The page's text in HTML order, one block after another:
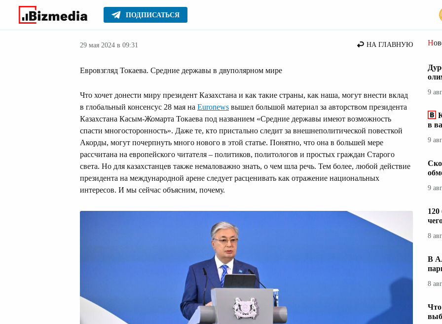
ПОДПИСАТЬСЯ
Главное Новости Новости Казахстана
29 мая 2024 в 09:31 НА ГЛАВНУЮ
Евровзгляд Токаева. Средние державы в двуполярном мире
Что хочет донести миру президент Казахстана и как такие страны, как наша, могут внести вклад
в глобальный консенсус 28 мая на Euronews вышел большой материал за авторством президента
Казахстана Касым-Жомарта Токаева под названием «Средние державы имеют возможность
спасти многосторонность». Даже те, кто пристально следит за внешнеполитической повесткой
Акорды, могут почерпнуть много нового в этой статье. Понятно, что она в большей мере
рассчитана на европейского читателя – политиков, политологов и простых граждан Старого
света. Но для казахстанцев также немаловажно знать, о чем шла речь. Тем более, любой действие
президента на международной арене следует расценивать как отражение национальных
интересов. И мы сейчас объясним, почему.
9
в
9
9
8
В
8